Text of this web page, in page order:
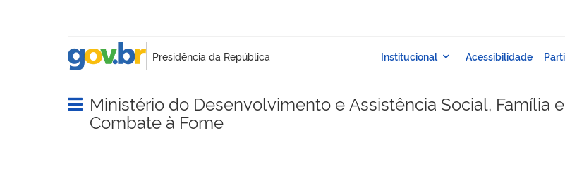
Abrir menu principal de navegação
Ministério do Desenvolvimento e Assistência Social, Família e
Combate à Fome